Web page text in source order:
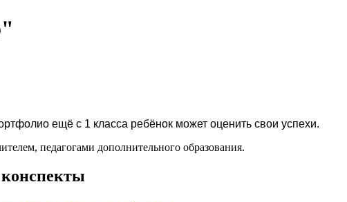
ещё с 1 класса ребёнок может оценить свои успехи.
педагогами дополнительного образования.